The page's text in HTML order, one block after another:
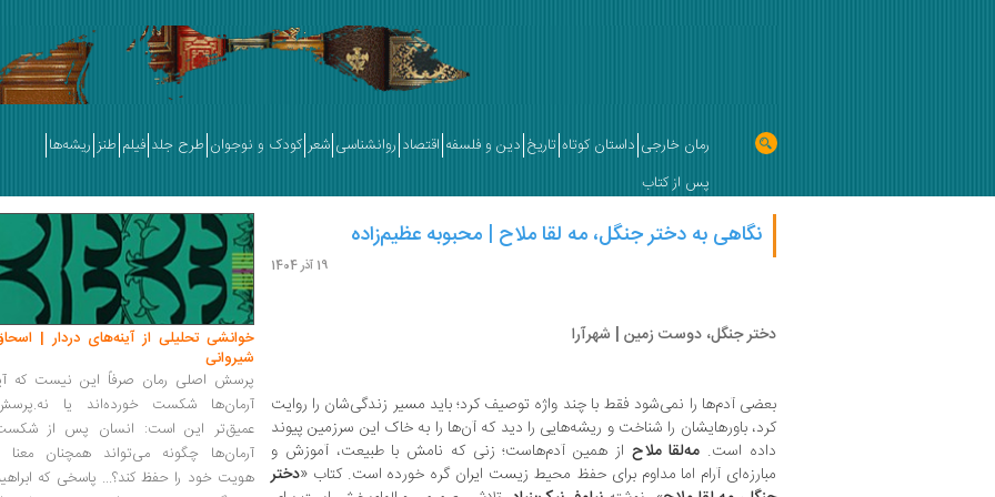
رمان خارجی داستان کوتاه تاریخ دین و فلسفه اقتصاد روانشناسی شعر کودک و نوجوان طرح جلد فیلم طنز ریشه‌ها
پس از کتاب
نگاهی به دختر جنگل، مه لقا ملاح | محبوبه عظیم‌زاده
19 آذر 1404
دختر جنگل، دوست زمین | شهرآرا
بعضی آدم‌ها را نمی‌شود فقط با چند واژه توصیف کرد؛ باید مسیر زندگی‌شان را روایت
کرد، باورهایشان را شناخت و ریشه‌هایی را دید که آن‌ها را به خاک این سرزمین پیوند
داده است. مه‌لقا ملاح از همین آدم‌هاست؛ زنی که نامش با طبیعت، آموزش و
مبارزه‌ای آرام اما مداوم برای حفظ محیط ‌زیست ایران گره خورده است. کتاب «دختر
خوانشی تحلیلی از آینه‌های دردار |
شیروانی
پرسش اصلی رمان صرفاً این نیست که
آرمان‌ها شکست خورده‌اند یا
عمیق‌تر این است: انسان پس از
آرمان‌ها چگونه می‌تواند همچنان معنا
هویت خود را حفظ کند؟... پاسخی که